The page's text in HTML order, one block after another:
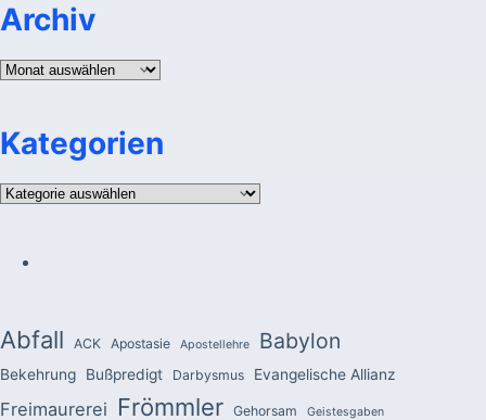
Archiv
Archiv
Kategorien
Kategorien
Abfall ACK Apostasie Apostellehre Babylon
Bekehrung Bußpredigt Darbysmus Evangelische Allianz
Freimaurerei Frömmler Gehorsam Geistesgaben